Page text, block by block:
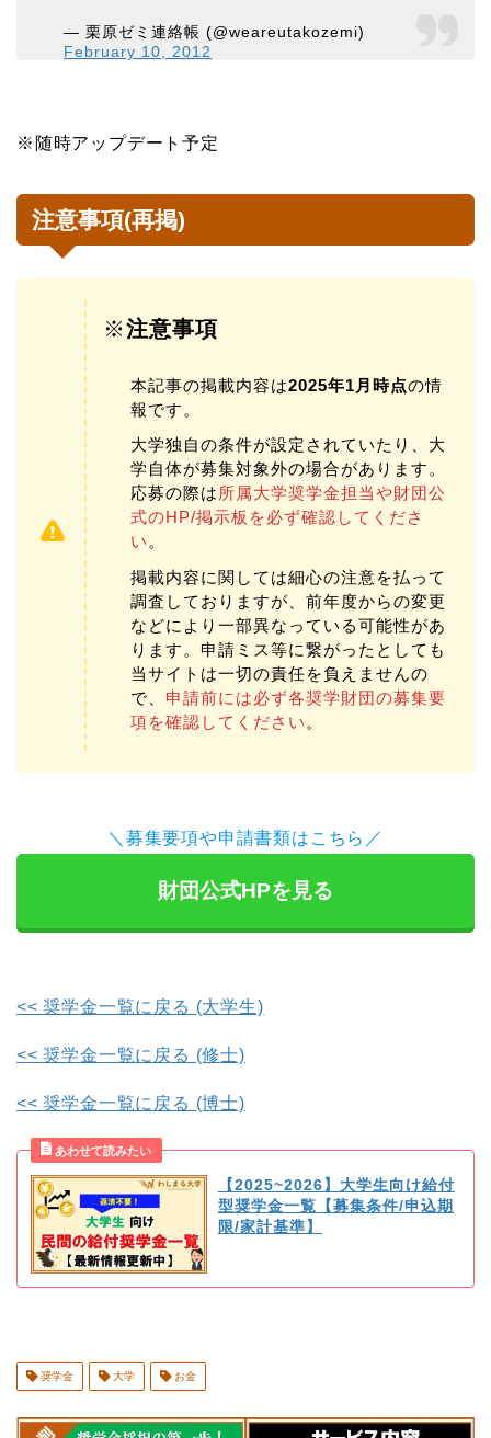
— 栗原ゼミ連絡帳 (@weareutakozemi)
February 10, 2012
※随時アップデート予定
注意事項(再掲)
※注意事項
本記事の掲載内容は2025年1月時点の情
報です。
大学独自の条件が設定されていたり、大
学自体が募集対象外の場合があります。
応募の際は 所属大学奨学金担当や財団公
式のHP/掲示板を必ず確認してくださ
い 。
掲載内容に関しては細心の注意を払って
調査しておりますが、前年度からの変更
などにより一部異なっている可能性があ
ります。申請ミス等に繋がったとしても
当サイトは一切の責任を負えませんの
で、 申請前には必ず各奨学財団の募集要
項を確認してください 。
＼募集要項や申請書類はこちら／
財団公式HPを見る
<< 奨学金一覧に戻る (大学生)
<< 奨学金一覧に戻る (修士)
<< 奨学金一覧に戻る (博士)
【2025~2026】大学生向け給付
型奨学金一覧【募集条件/申込期
限/家計基準】
奨学金 大学 お金